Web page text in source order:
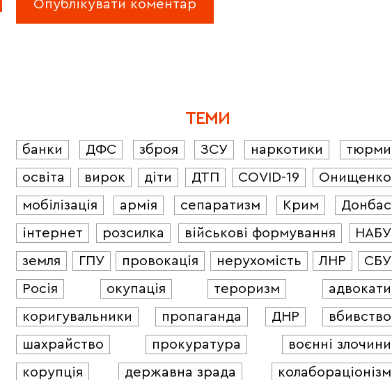
ТЕМИ
банки ДФС зброя ЗСУ наркотики
тюрми
освіта
вирок діти ДТП COVID-19
Онищенко
мобілізація
армія сепаратизм Крим
Донбас
інтернет
розсилка військові формування
НАБУ
земля
ГПУ провокація нерухомість ЛНР
СБУ
Росія
окупація тероризм
адвокати
коригувальники
пропаганда ДНР
вбивство
шахрайство
прокуратура
воєнні злочини
корупція
державна зрада
колабораціонізм